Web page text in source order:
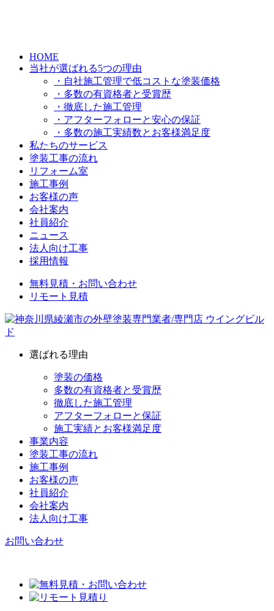
HOME
当社が選ばれる5つの理由
・自社施工管理で低コストな塗装価格
・多数の有資格者と受賞歴
・徹底した施工管理
・アフターフォローと安心の保証
・多数の施工実績数とお客様満足度
私たちのサービス
塗装工事の流れ
リフォーム室
施工事例
お客様の声
会社案内
社員紹介
ニュース
法人向け工事
採用情報
無料見積・お問い合わせ
リモート見積
選ばれる理由
塗装の価格
多数の有資格者と受賞歴
徹底した施工管理
アフターフォローと保証
施工実績とお客様満足度
事業内容
塗装工事の流れ
施工事例
お客様の声
社員紹介
会社案内
法人向け工事
お問い合わせ